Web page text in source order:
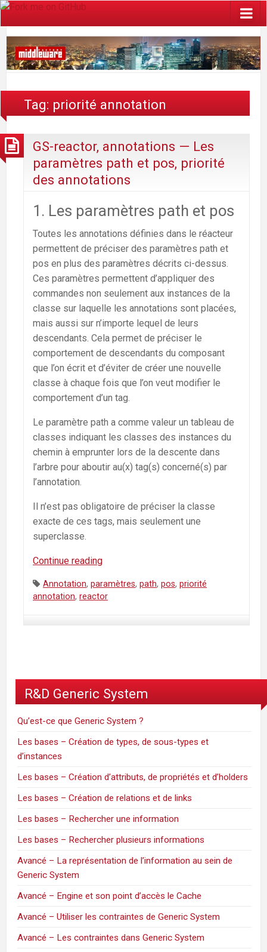
Tag: priorité annotation
GS-reactor, annotations — Les
paramètres path et pos, priorité
des annotations
1. Les paramètres path et pos
Toutes les annotations définies dans le réacteur
permettent de préciser des paramètres path et
pos en plus des paramètres décrits ci-dessus.
Ces paramètres permettent d’appliquer des
commandes non seulement aux instances de la
classe sur laquelle les annotations sont placées,
mais aussi sur n’importe lequel de leurs
descendants. Cela permet de préciser le
comportement de descendants du composant
que l’on écrit et d’éviter de créer une nouvelle
classe à chaque fois que l’on veut modifier le
comportement d’un tag.
Le paramètre path a comme valeur un tableau de
classes indiquant les classes des instances du
chemin à emprunter lors de la descente dans
l’arbre pour aboutir au(x) tag(s) concerné(s) par
l’annotation.
Il n’est pas obligatoire de préciser la classe
exacte de ces tags, mais seulement une
superclasse.
Continue reading
annotations
pos,
priorité
annotations
Tags:
Annotation, paramètres, path, pos, priorité
annotation, reactor
R&D Generic System
Qu’est-ce que Generic System ?
Les bases – Création de types, de sous-types et
d’instances
Les bases – Création d’attributs, de propriétés et d’holders
Les bases – Création de relations et de links
Les bases – Rechercher une information
Les bases – Rechercher plusieurs informations
Avancé – La représentation de l’information au sein de
Generic System
Avancé – Engine et son point d’accès le Cache
Avancé – Utiliser les contraintes de Generic System
Avancé – Les contraintes dans Generic System